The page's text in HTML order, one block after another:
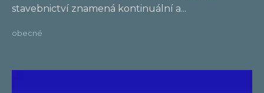
stavebnictví znamená kontinuální a...
obecné